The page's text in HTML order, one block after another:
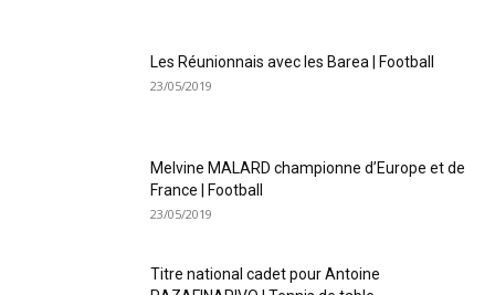
Les Réunionnais avec les Barea | Football
23/05/2019
Melvine MALARD championne d’Europe et de
France | Football
23/05/2019
Titre national cadet pour Antoine